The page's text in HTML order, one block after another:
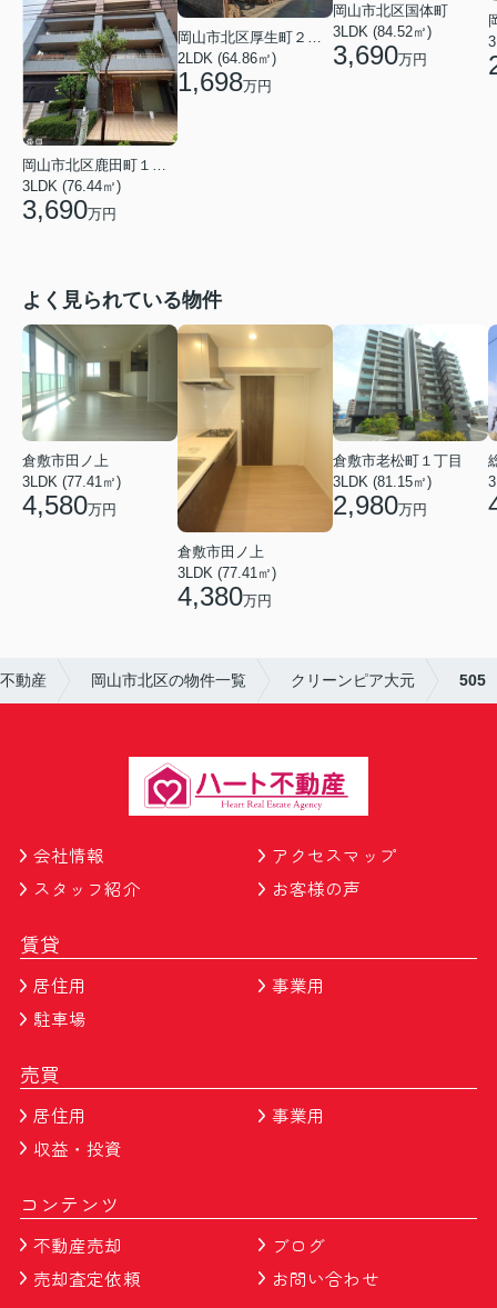
岡山市北区鹿田町１丁目
3LDK (76.44㎡)
3,690万円
岡山市北区厚生町２丁目
2LDK (64.86㎡)
1,698万円
岡山市北区国体町
3LDK (84.52㎡)
3,690万円
よく見られている物件
倉敷市田ノ上
3LDK (77.41㎡)
4,580万円
倉敷市田ノ上
3LDK (77.41㎡)
4,380万円
倉敷市老松町１丁目
3LDK (81.15㎡)
2,980万円
動産 岡山市北区の物件一覧 クリーンピア大元 505
会社情報
アクセスマップ
スタッフ紹介
お客様の声
賃貸
居住用
事業用
駐車場
売買
居住用
事業用
収益・投資
コンテンツ
不動産売却
ブログ
売却査定依頼
お問い合わせ